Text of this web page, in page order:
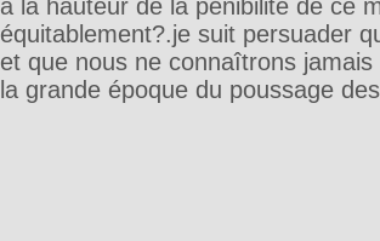
a la hauteur de la pénibilité de ce
équitablement?.je suit persuader
et que nous ne connaîtrons jamais
la grande époque du poussage